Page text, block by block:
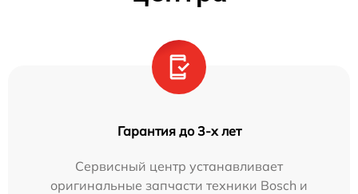
Гарантия до 3-х лет
Сервисный центр устанавливает
оригинальные запчасти техники Bosch и